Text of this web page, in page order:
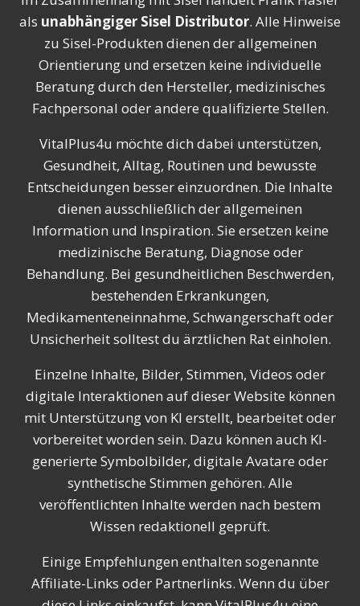
als unabhängiger Sisel Distributor. Alle Hinweise
zu Sisel-Produkten dienen der allgemeinen
Orientierung und ersetzen keine individuelle
Beratung durch den Hersteller, medizinisches
Fachpersonal oder andere qualifizierte Stellen.
VitalPlus4u möchte dich dabei unterstützen,
Gesundheit, Alltag, Routinen und bewusste
Entscheidungen besser einzuordnen. Die Inhalte
dienen ausschließlich der allgemeinen
Information und Inspiration. Sie ersetzen keine
medizinische Beratung, Diagnose oder
Behandlung. Bei gesundheitlichen Beschwerden,
bestehenden Erkrankungen,
Medikamenteneinnahme, Schwangerschaft oder
Unsicherheit solltest du ärztlichen Rat einholen.
Einzelne Inhalte, Bilder, Stimmen, Videos oder
digitale Interaktionen auf dieser Website können
mit Unterstützung von KI erstellt, bearbeitet oder
vorbereitet worden sein. Dazu können auch KI-
generierte Symbolbilder, digitale Avatare oder
synthetische Stimmen gehören. Alle
veröffentlichten Inhalte werden nach bestem
Wissen redaktionell geprüft.
Einige Empfehlungen enthalten sogenannte
Affiliate-Links oder Partnerlinks. Wenn du über